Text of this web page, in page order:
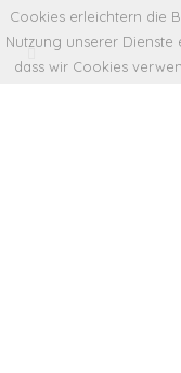
Cookies erleichtern die
Nutzung unserer Dienste
dass wir Cookies